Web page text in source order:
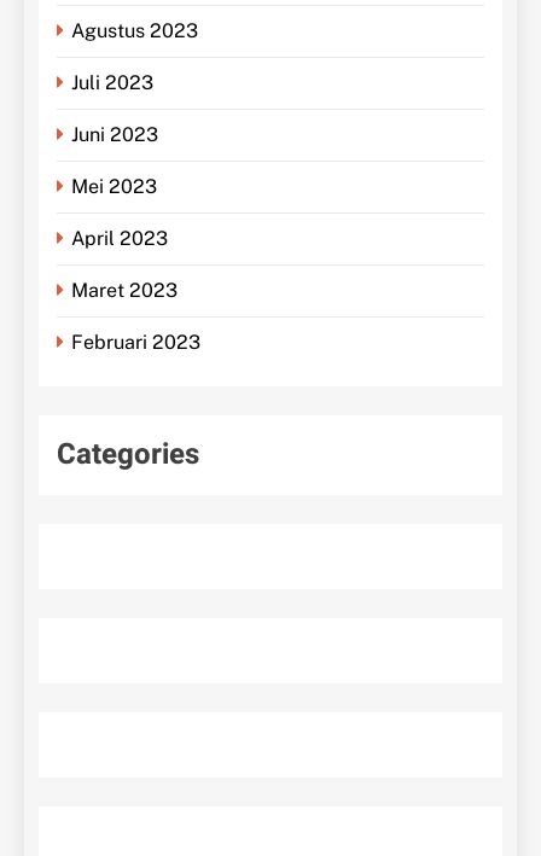
Agustus 2023
Juli 2023
Juni 2023
Mei 2023
April 2023
Maret 2023
Februari 2023
Categories